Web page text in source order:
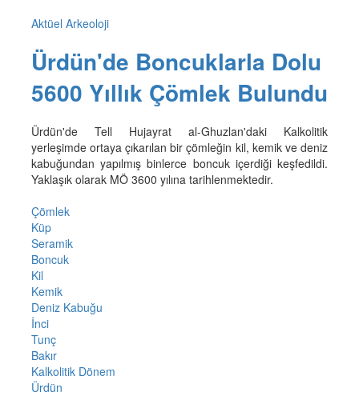
Aktüel Arkeoloji
Ürdün'de Boncuklarla Dolu
5600 Yıllık Çömlek Bulundu
Ürdün'de Tell Hujayrat al-Ghuzlan'daki Kalkolitik
yerleşimde ortaya çıkarılan bir çömleğin kil, kemik ve deniz
kabuğundan yapılmış binlerce boncuk içerdiği keşfedildi.
Yaklaşık olarak MÖ 3600 yılına tarihlenmektedir.
Çömlek
Küp
Seramik
Boncuk
Kil
Kemik
Deniz Kabuğu
İnci
Tunç
Bakır
Kalkolitik Dönem
Ürdün